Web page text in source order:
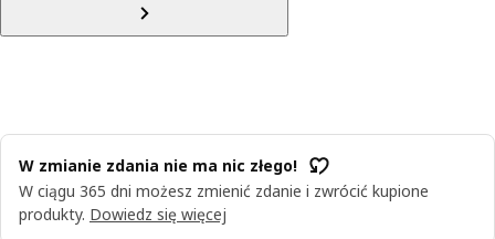
W zmianie zdania nie ma nic złego!
W ciągu 365 dni możesz zmienić zdanie i zwrócić kupione
produkty. Dowiedz się więcej